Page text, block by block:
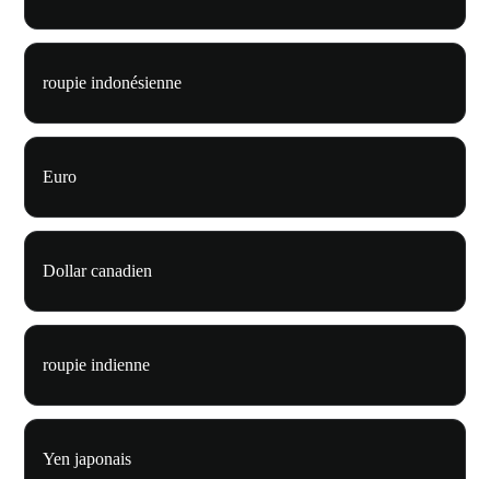
roupie indonésienne
Euro
Dollar canadien
roupie indienne
Yen japonais